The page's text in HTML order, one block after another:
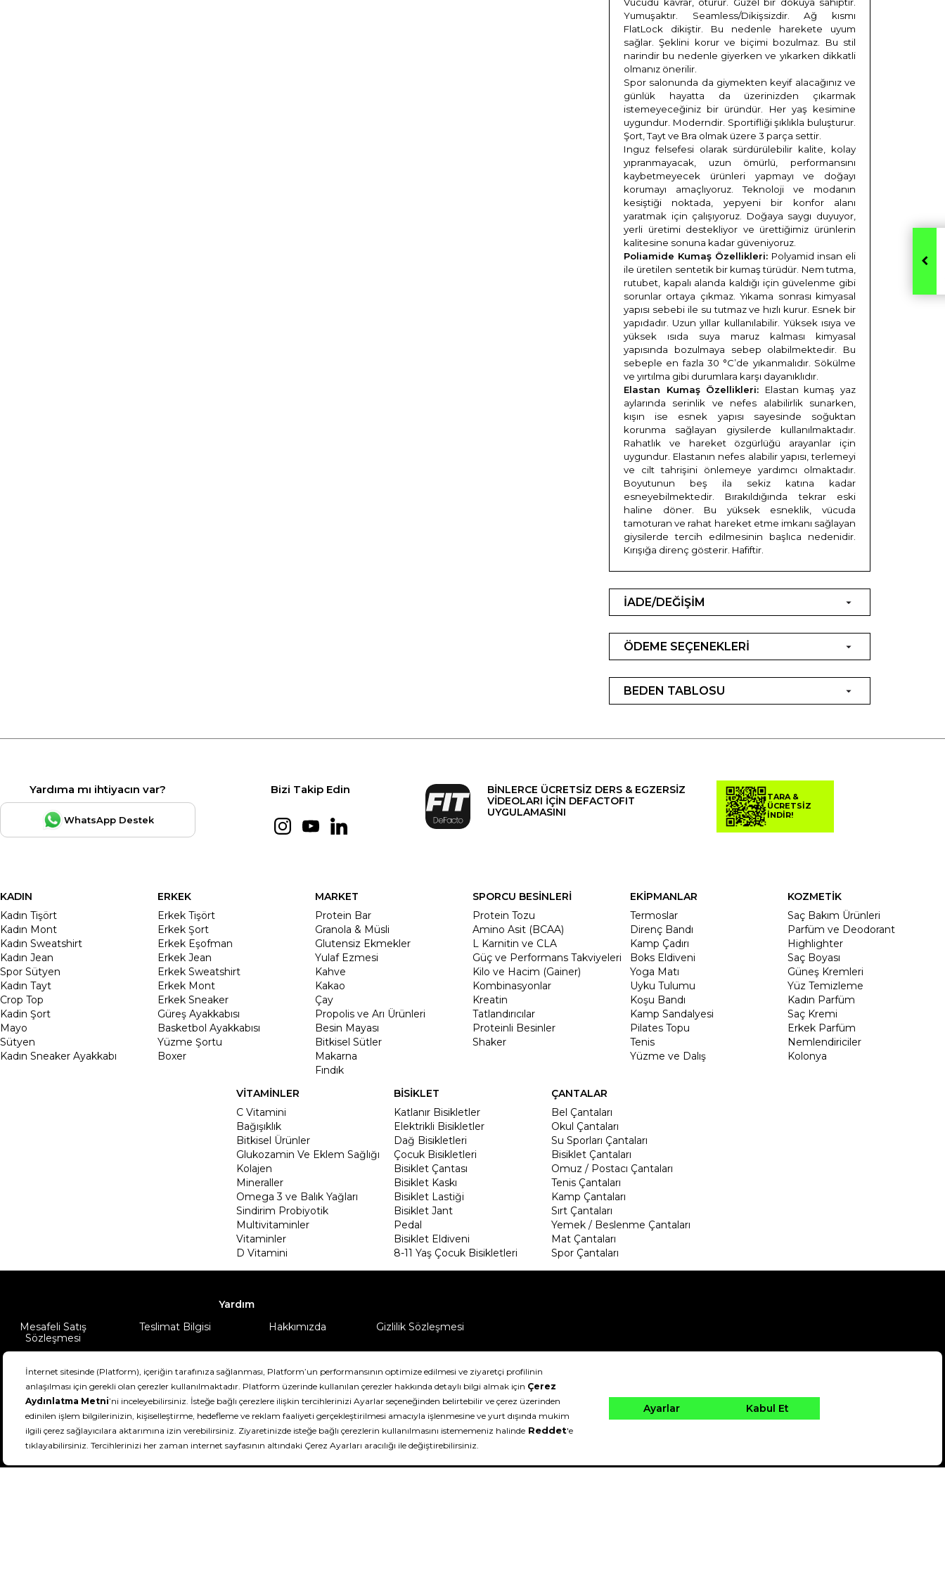
Yumuşaktır. Seamless/Dikişsizdir. Ağ kısmı
FlatLock dikiştir. Bu nedenle harekete uyum
sağlar. Şeklini korur ve biçimi bozulmaz. Bu stil
narindir bu nedenle giyerken ve yıkarken dikkatli
olmanız önerilir.
Spor salonunda da giymekten keyif alacağınız ve
günlük hayatta da üzerinizden çıkarmak
istemeyeceğiniz bir üründür. Her yaş kesimine
uygundur. Moderndir. Sportifliği şıklıkla buluşturur.
Şort, Tayt ve Bra olmak üzere 3 parça settir.
Inguz felsefesi olarak sürdürülebilir kalite, kolay
yıpranmayacak, uzun ömürlü, performansını
kaybetmeyecek ürünleri yapmayı ve doğayı
korumayı amaçlıyoruz. Teknoloji ve modanın
kesiştiği noktada, yepyeni bir konfor alanı
yaratmak için çalışıyoruz. Doğaya saygı duyuyor,
yerli üretimi destekliyor ve ürettiğimiz ürünlerin
kalitesine sonuna kadar güveniyoruz.
Poliamide Kumaş Özellikleri: Polyamid insan eli
ile üretilen sentetik bir kumaş türüdür. Nem tutma,
rutubet, kapalı alanda kaldığı için güvelenme gibi
sorunlar ortaya çıkmaz. Yıkama sonrası kimyasal
yapısı sebebi ile su tutmaz ve hızlı kurur. Esnek bir
yapıdadır. Uzun yıllar kullanılabilir. Yüksek ısıya ve
yüksek ısıda suya maruz kalması kimyasal
yapısında bozulmaya sebep olabilmektedir. Bu
sebeple en fazla 30 °C’de yıkanmalıdır. Sökülme
ve yırtılma gibi durumlara karşı dayanıklıdır.
Elastan Kumaş Özellikleri: Elastan kumaş yaz
aylarında serinlik ve nefes alabilirlik sunarken,
kışın ise esnek yapısı sayesinde soğuktan
korunma sağlayan giysilerde kullanılmaktadır.
Rahatlık ve hareket özgürlüğü arayanlar için
uygundur. Elastanın nefes alabilir yapısı, terlemeyi
ve cilt tahrişini önlemeye yardımcı olmaktadır.
Boyutunun beş ila sekiz katına kadar
esneyebilmektedir. Bırakıldığında tekrar eski
haline döner. Bu yüksek esneklik, vücuda
tamoturan ve rahat hareket etme imkanı sağlayan
giysilerde tercih edilmesinin başlıca nedenidir.
Kırışığa direnç gösterir. Hafiftir.
İADE/DEĞİŞİM
ÖDEME SEÇENEKLERİ
BEDEN TABLOSU
Yardıma mı ihtiyacın var?
WhatsApp Destek
Bizi Takip Edin
BİNLERCE ÜCRETSİZ DERS & EGZERSİZ
VİDEOLARI İÇİN DEFACTOFIT
UYGULAMASINI
TARA &
ÜCRETSİZ
İNDİR!
KADIN
Kadın Tişört
Kadın Mont
Kadın Sweatshirt
Kadın Jean
Spor Sütyen
Kadın Tayt
Crop Top
Kadin Şort
Mayo
Sütyen
Kadın Sneaker Ayakkabı
ERKEK
Erkek Tişört
Erkek Şort
Erkek Eşofman
Erkek Jean
Erkek Sweatshirt
Erkek Mont
Erkek Sneaker
Güreş Ayakkabısı
Basketbol Ayakkabısı
Yüzme Şortu
Boxer
MARKET
Protein Bar
Granola & Müsli
Glutensiz Ekmekler
Yulaf Ezmesi
Kahve
Kakao
Çay
Propolis ve Arı Ürünleri
Besin Mayası
Bitkisel Sütler
Makarna
Fındık
SPORCU BESİNLERİ
Protein Tozu
Amino Asit (BCAA)
L Karnitin ve CLA
Güç ve Performans Takviyeleri
Kilo ve Hacim (Gainer)
Kombinasyonlar
Kreatin
Tatlandırıcılar
Proteinli Besinler
Shaker
EKİPMANLAR
Termoslar
Direnç Bandı
Kamp Çadırı
Boks Eldiveni
Yoga Matı
Uyku Tulumu
Koşu Bandı
Kamp Sandalyesi
Pilates Topu
Tenis
Yüzme ve Dalış
KOZMETİK
Saç Bakım Ürünleri
Parfüm ve Deodorant
Highlighter
Saç Boyası
Güneş Kremleri
Yüz Temizleme
Kadın Parfüm
Saç Kremi
Erkek Parfüm
Nemlendiriciler
Kolonya
VİTAMİNLER
C Vitamini
Bağışıklık
Bitkisel Ürünler
Glukozamin Ve Eklem Sağlığı
Kolajen
Mineraller
Omega 3 ve Balık Yağları
Sindirim Probiyotik
Multivitaminler
Vitaminler
D Vitamini
BİSİKLET
Katlanır Bisikletler
Elektrikli Bisikletler
Dağ Bisikletleri
Çocuk Bisikletleri
Bisiklet Çantası
Bisiklet Kaskı
Bisiklet Lastiği
Bisiklet Jant
Pedal
Bisiklet Eldiveni
8-11 Yaş Çocuk Bisikletleri
ÇANTALAR
Bel Çantaları
Okul Çantaları
Su Sporları Çantaları
Bisiklet Çantaları
Omuz / Postacı Çantaları
Tenis Çantaları
Kamp Çantaları
Sırt Çantaları
Yemek / Beslenme Çantaları
Mat Çantaları
Spor Çantaları
Yardım
Mesafeli Satış
Sözleşmesi
Teslimat Bilgisi Hakkımızda Gizlilik Sözleşmesi
DeFactoFIT ©️ 2022-2026. Tüm hakları saklıdır.